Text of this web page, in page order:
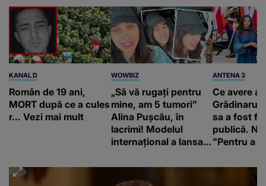
KANAL D
Român de 19 ani,
MORT după ce a cules
r... Vezi mai mult
WOWBIZ
„Să vă rugați pentru
mine, am 5 tumori”
Alina Pușcău, în
lacrimi! Modelul
internațional a lansat
fost diagnosticată cu
o boală gravă
ANTENA 3
Ce avere
Grădinaru.
sa a fost
publică.
"Pentru a